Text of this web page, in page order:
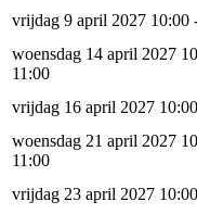
vrijdag 9 april 2027 10:00
woensdag 14 april 2027
11:00
vrijdag 16 april 2027
woensdag 21 april 2027
11:00
vrijdag 23 april 2027